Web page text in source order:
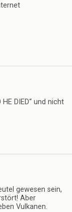
DIED“ und nicht
gewesen sein,
Aber
Vulkanen.